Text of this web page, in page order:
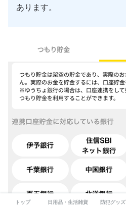
あります。
トップ 日用品・生活雑貨 防犯グッズ